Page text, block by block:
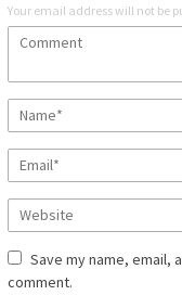
Your email address will not be
Save my name, email,
comment.